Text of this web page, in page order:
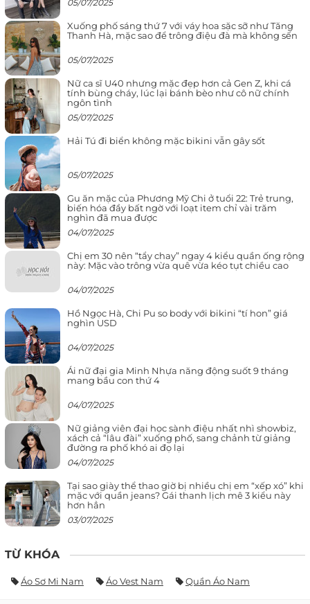
05/07/2025
Xuống phố sáng thứ 7 với váy hoa sặc sỡ như Tăng
Thanh Hà, mặc sao để trông điệu đà mà không sến
05/07/2025
Nữ ca sĩ U40 nhưng mặc đẹp hơn cả Gen Z, khi cá
tính bùng cháy, lúc lại bánh bèo như cô nữ chính
ngôn tình
05/07/2025
Hải Tú đi biển không mặc bikini vẫn gây sốt
05/07/2025
Gu ăn mặc của Phương Mỹ Chi ở tuổi 22: Trẻ trung,
biến hóa đầy bất ngờ với loạt item chỉ vài trăm
nghìn đã mua được
04/07/2025
Chị em 30 nên “tẩy chay” ngay 4 kiểu quần ống rộng
này: Mặc vào trông vừa quê vừa kéo tụt chiều cao
04/07/2025
Hồ Ngọc Hà, Chi Pu so body với bikini “tí hon” giá
nghìn USD
04/07/2025
Ái nữ đại gia Minh Nhựa năng động suốt 9 tháng
mang bầu con thứ 4
04/07/2025
Nữ giảng viên đại học sành điệu nhất nhì showbiz,
xách cả “lâu đài” xuống phố, sang chảnh từ giảng
đường ra phố khó ai đọ lại
04/07/2025
Tại sao giày thể thao giờ bị nhiều chị em “xếp xó” khi
mặc với quần jeans? Gái thanh lịch mê 3 kiểu này
hơn hẳn
03/07/2025
TỪ KHÓA
Áo Sơ Mi Nam Áo Vest Nam Quần Áo Nam